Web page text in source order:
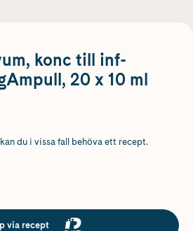
konc till inf-
20 x 10 ml
du i vissa fall behöva ett recept.
via recept